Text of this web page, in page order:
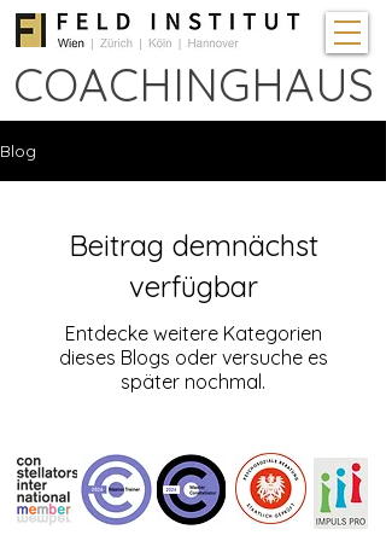
COACHINGHAUS
Blog
Beitrag demnächst
verfügbar
Entdecke weitere Kategorien
dieses Blogs oder versuche es
später nochmal.